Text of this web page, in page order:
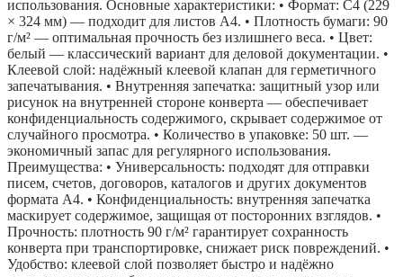
использования. Основные характеристики: • Формат: С4 (229
× 324 мм) — подходит для листов А4. • Плотность бумаги: 90
г/м² — оптимальная прочность без излишнего веса. • Цвет:
белый — классический вариант для деловой документации. •
Клеевой слой: надёжный клеевой клапан для герметичного
запечатывания. • Внутренняя запечатка: защитный узор или
рисунок на внутренней стороне конверта — обеспечивает
конфиденциальность содержимого, скрывает содержимое от
случайного просмотра. • Количество в упаковке: 50 шт. —
экономичный запас для регулярного использования.
Преимущества: • Универсальность: подходят для отправки
писем, счетов, договоров, каталогов и других документов
формата А4. • Конфиденциальность: внутренняя запечатка
маскирует содержимое, защищая от посторонних взглядов. •
Прочность: плотность 90 г/м² гарантирует сохранность
конверта при транспортировке, снижает риск повреждений. •
Удобство: клеевой слой позволяет быстро и надёжно